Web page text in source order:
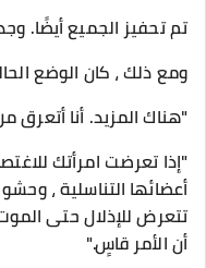
تم تحفيز الجميع أيضًا.
ومع ذلك ، كان الوضع
"هناك المزيد. أنا أتعرق
"إذا تعرضت امرأتك
أعضائها التناسلية ،
تتعرض للإذلال حتى
أن الأمر قاسٍ."